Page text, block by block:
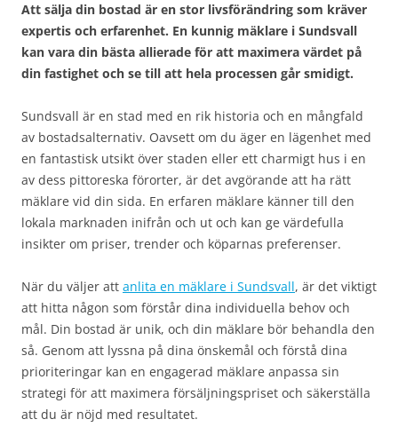
Att sälja din bostad är en stor livsförändring som kräver
expertis och erfarenhet. En kunnig mäklare i Sundsvall
kan vara din bästa allierade för att maximera värdet på
din fastighet och se till att hela processen går smidigt.
Sundsvall är en stad med en rik historia och en mångfald
av bostadsalternativ. Oavsett om du äger en lägenhet med
en fantastisk utsikt över staden eller ett charmigt hus i en
av dess pittoreska förorter, är det avgörande att ha rätt
mäklare vid din sida. En erfaren mäklare känner till den
lokala marknaden inifrån och ut och kan ge värdefulla
insikter om priser, trender och köparnas preferenser.
När du väljer att anlita en mäklare i Sundsvall, är det viktigt
att hitta någon som förstår dina individuella behov och
mål. Din bostad är unik, och din mäklare bör behandla den
så. Genom att lyssna på dina önskemål och förstå dina
prioriteringar kan en engagerad mäklare anpassa sin
strategi för att maximera försäljningspriset och säkerställa
att du är nöjd med resultatet.